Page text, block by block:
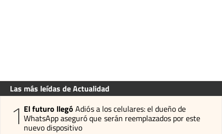
Las más leídas de Actualidad
1 El futuro llegó Adiós a los celulares: el dueño de
WhatsApp aseguró que serán reemplazados por este
nuevo dispositivo